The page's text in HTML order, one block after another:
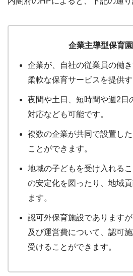
企業主導型保育
企業が、自社の従業員の働
柔軟な保育サービスを提供
夜間や土日、短時間や週2日
対応なども可能です。
複数の企業が共同で設置し
ことができます。
地域の子どもを受け入れる
の安定化を図ったり、地域
ます。
認可外保育施設であります
及び運営費について、認可
受けることができます。